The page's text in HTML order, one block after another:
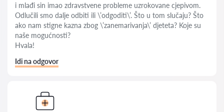
i mlađi sin imao zdravstvene probleme uzrokovane cjepivom.
Odlučili smo dalje odbiti ili \’odgoditi\’. Što u tom slučaju? Što
ako nam stigne kazna zbog \’zanemarivanja\’ djeteta? Koje su
naše mogućnosti?
Hvala!
Idi na odgovor